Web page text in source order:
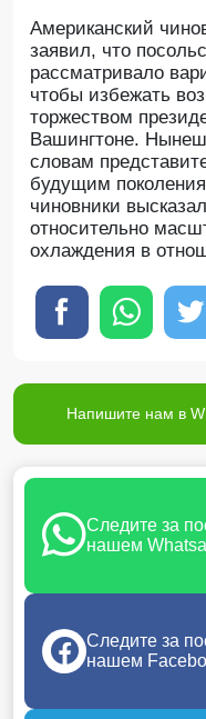
Американский
заявил, что
рассматривало
чтобы избежать
торжеством
Вашингтоне.
словам
будущим
чиновники
относительно
охлаждения в
Напишите нам в
Следите за
нашем
Следите за
нашем